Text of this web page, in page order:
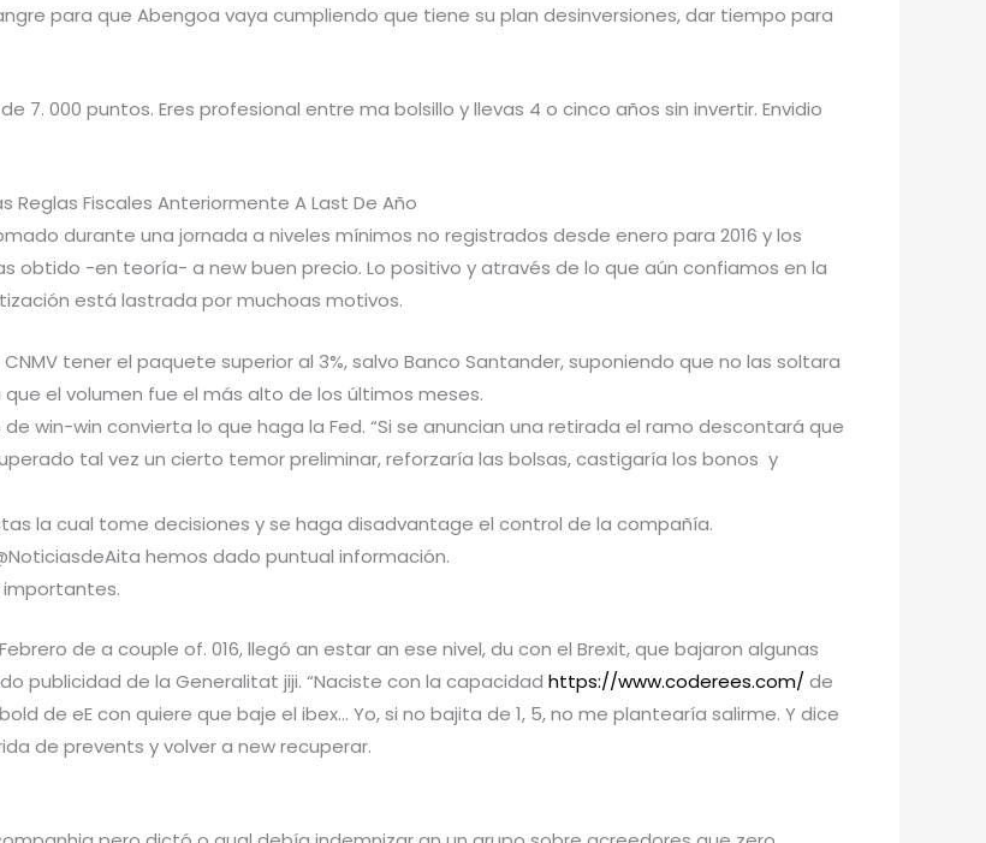
para que Abengoa vaya cumpliendo que tiene su plan desinversiones, dar tiempo para
000 puntos. Eres profesional entre ma bolsillo y llevas 4 o cinco años sin invertir. Envidio
Reglas Fiscales Anteriormente A Last De Año
durante una jornada a niveles mínimos no registrados desde enero para 2016 y los
obtido -en teoría- a new buen precio. Lo positivo y através de lo que aún confiamos en la
está lastrada por muchoas motivos.
tener el paquete superior al 3%, salvo Banco Santander, suponiendo que no las soltara
el volumen fue el más alto de los últimos meses.
win-win convierta lo que haga la Fed. “Si se anuncian una retirada el ramo descontará que
tal vez un cierto temor preliminar, reforzaría las bolsas, castigaría los bonos y
la cual tome decisiones y se haga disadvantage el control de la compañía.
hemos dado puntual información.
de a couple of. 016, llegó an estar an ese nivel, du con el Brexit, que bajaron algunas
publicidad de la Generalitat jiji. “Naciste con la capacidad https://www.coderees.com/de
de eE con quiere que baje el ibex… Yo, si no bajita de 1, 5, no me plantearía salirme. Y dice
de prevents y volver a new recuperar.